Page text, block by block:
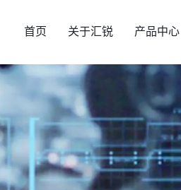
首页 关于汇锐 产品中心